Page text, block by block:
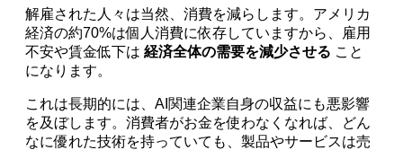
解雇された人々は当然、消費を減らします。アメリカ
経済の約70%は個人消費に依存していますから、雇用
不安や賃金低下は経済全体の需要を減少させる こと
になります。
これは長期的には、AI関連企業自身の収益にも悪影響
を及ぼします。消費者がお金を使わなくなれば、どん
なに優れた技術を持っていても、製品やサービスは売